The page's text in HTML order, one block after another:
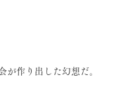
が作り出した幻想だ。